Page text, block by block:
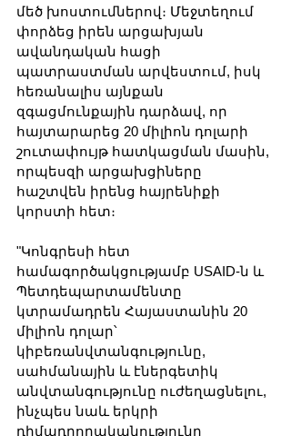
մեծ խոստումներով։ Մեջտեղում
փորձեց իրեն արցախյան
ավանդական հացի
պատրաստման արվեստում, իսկ
հեռանալիս այնքան
զգացմունքային դարձավ, որ
հայտարարեց 20 միլիոն դոլարի
շուտափույթ հատկացման մասին,
որպեսզի արցախցիները
հաշտվեն իրենց հայրենիքի
կորստի հետ։
"Կոնգրեսի հետ
համագործակցությամբ USAID-ն և
Պետդեպարտամենտը
կտրամադրեն Հայաստանին 20
միլիոն դոլար՝
կիբեռանվտանգությունը,
սահմանային և էներգետիկ
անվտանգությունը ուժեղացնելու,
ինչպես նաև երկրի
դիմադրողականությունը